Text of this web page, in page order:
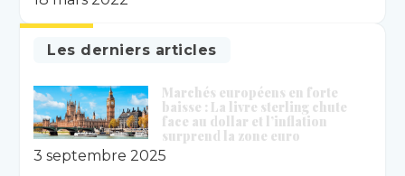
Les derniers articles
Marchés européens en forte
baisse : La livre sterling chute
face au dollar et l’inflation
surprend la zone euro
3 septembre 2025